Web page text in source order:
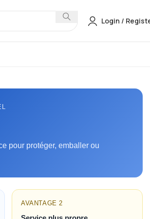
Login /
pour protéger, emballer ou
AVANTAGE 2